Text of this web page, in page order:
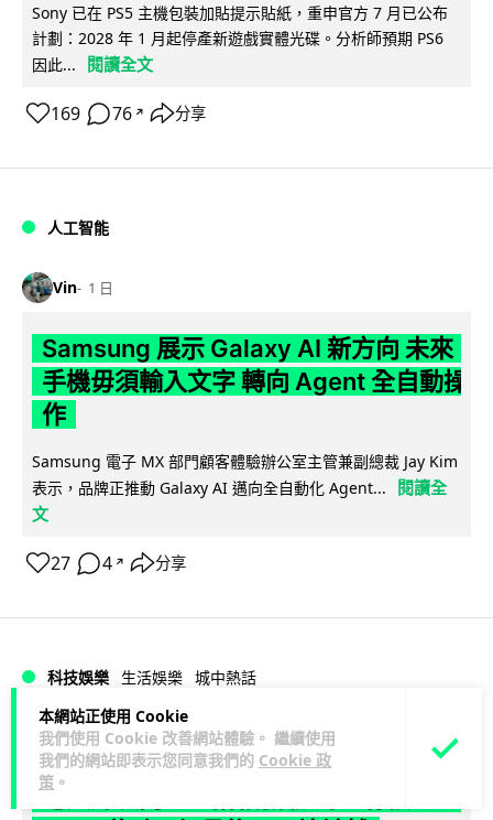
本網站正使用 Cookie
我們使用 Cookie 改善網站體驗。 繼續使用
我們的網站即表示您同意我們的 Cookie 政
策 。
Sony 已在 PS5 主機包裝加貼提示貼紙，重申官方 7 月已公布
計劃：2028 年 1 月起停產新遊戲實體光碟。分析師預期 PS6
因此...
閱讀全文
169 76 ↗ 分享
人工智能
Vin 1 日
Samsung 展示 Galaxy AI 新方向 未來
手機毋須輸入文字 轉向 Agent 全自動操
作
Samsung 電子 MX 部門顧客體驗辦公室主管兼副總裁 Jay Kim
表示，品牌正推動 Galaxy AI 邁向全自動化 Agent...
閱讀全
文
27 4 ↗ 分享
科技娛樂 生活娛樂 城中熱話
Lawton 1 日
港夫婦澳門的士拾相機 據為己有被的士